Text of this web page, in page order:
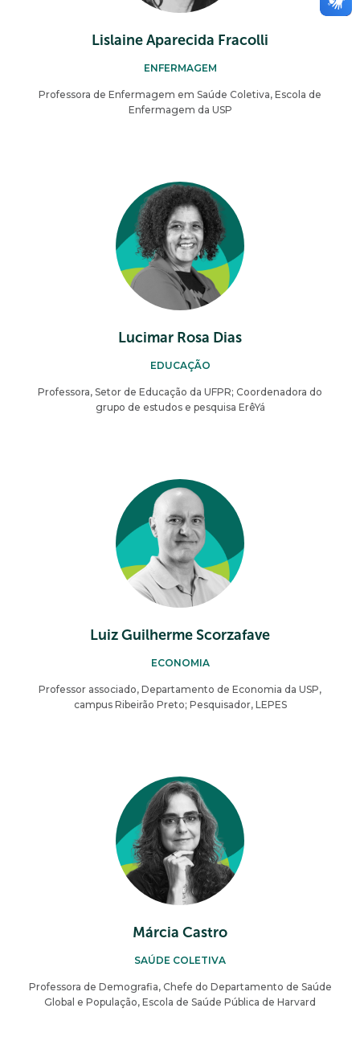
Lislaine Aparecida Fracolli
ENFERMAGEM
Professora de Enfermagem em Saúde Coletiva, Escola de
Enfermagem da USP
Lucimar Rosa Dias
EDUCAÇÃO
Professora, Setor de Educação da UFPR; Coordenadora do
grupo de estudos e pesquisa ErêYá
Luiz Guilherme Scorzafave
ECONOMIA
Professor associado, Departamento de Economia da USP,
campus Ribeirão Preto; Pesquisador, LEPES
Márcia Castro
SAÚDE COLETIVA
Professora de Demografia, Chefe do Departamento de Saúde
Global e População, Escola de Saúde Pública de Harvard